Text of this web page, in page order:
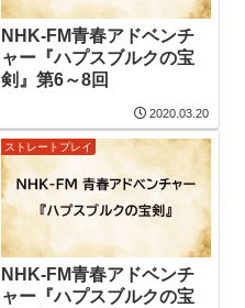
NHK-FM青春アドベンチ
ャー『ハプスブルクの宝
剣』第6～8回
2020.03.20
ストレートプレイ
NHK-FM青春アドベンチ
ャー『ハプスブルクの宝